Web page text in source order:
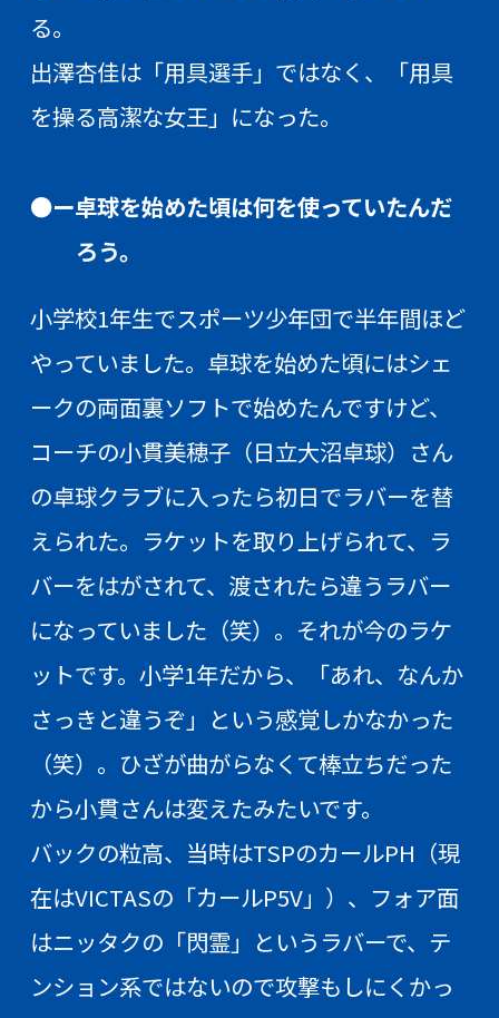
る。
出澤杏佳は「用具選手」ではなく、「用具
を操る高潔な女王」になった。
●ー卓球を始めた頃は何を使っていたんだ
ろう。
小学校1年生でスポーツ少年団で半年間ほど
やっていました。卓球を始めた頃にはシェ
ークの両面裏ソフトで始めたんですけど、
コーチの小貫美穂子（日立大沼卓球）さん
の卓球クラブに入ったら初日でラバーを替
えられた。ラケットを取り上げられて、ラ
バーをはがされて、渡されたら違うラバー
になっていました（笑）。それが今のラケ
ットです。小学1年だから、「あれ、なんか
さっきと違うぞ」という感覚しかなかった
（笑）。ひざが曲がらなくて棒立ちだった
から小貫さんは変えたみたいです。
バックの粒高、当時はTSPのカールPH（現
在はVICTASの「カールP5V」）、フォア面
はニッタクの「閃霊」というラバーで、テ
ンション系ではないので攻撃もしにくかっ